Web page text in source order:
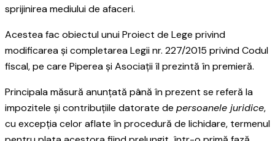
sprijinirea mediului de afaceri.
Acestea fac obiectul unui Proiect de Lege privind
modificarea și completarea Legii nr. 227/2015 privind Codul
fiscal, pe care Piperea și Asociații îl prezintă în premieră.
Principala măsură anunțată până în prezent se referă la
impozitele și contribuțiile datorate de persoanele juridice,
cu excepția celor aflate în procedură de lichidare, termenul